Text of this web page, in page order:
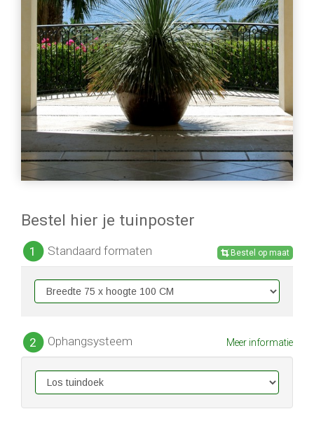
Bestel hier je tuinposter
1 Standaard formaten Bestel op maat
2 Ophangsysteem Meer informatie